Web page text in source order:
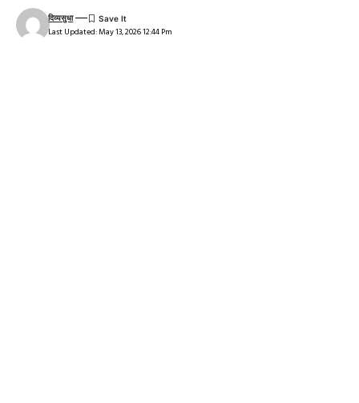
Last Updated: May 13, 2026 12:44 Pm
दिव्यसुधा